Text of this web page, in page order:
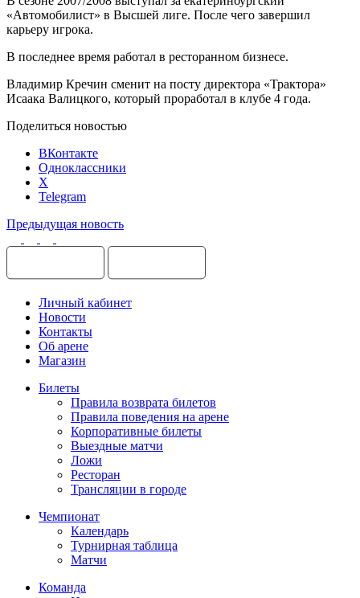
«Автомобилист» в Высшей лиге. После чего завершил
карьеру игрока.
В последнее время работал в ресторанном бизнесе.
Владимир Кречин сменит на посту директора «Трактора»
Исаака Валицкого, который проработал в клубе 4 года.
Поделиться новостью
ВКонтакте
Одноклассники
X
Telegram
Предыдущая новость
Личный кабинет
Новости
Контакты
Об арене
Магазин
Билеты
Правила возврата билетов
Правила поведения на арене
Корпоративные билеты
Выездные матчи
Ложи
Ресторан
Трансляции в городе
Чемпионат
Календарь
Турнирная таблица
Матчи
Команда